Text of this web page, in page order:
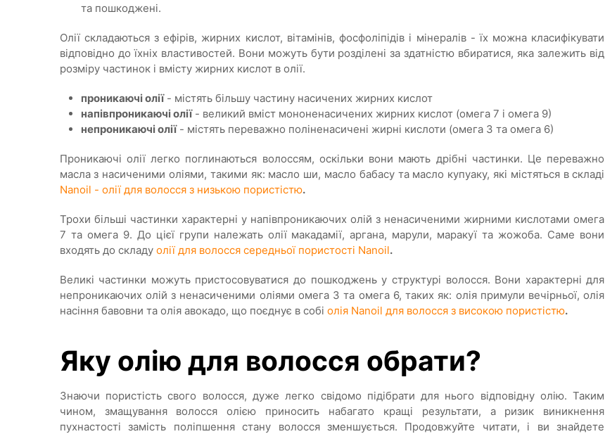
та пошкоджені.
Олії складаються з ефірів, жирних кислот, вітамінів, фосфоліпідів і мінералів - їх можна класифікувати
відповідно до їхніх властивостей. Вони можуть бути розділені за здатністю вбиратися, яка залежить від
розміру частинок і вмісту жирних кислот в олії.
проникаючі олії- містять більшу частину насичених жирних кислот
напівпроникаючі олії- великий вміст мононенасичених жирних кислот (омега 7 і омега 9)
непроникаючі олії- містять переважно поліненасичені жирні кислоти (омега 3 та омега 6)
Проникаючі олії легко поглинаються волоссям, оскільки вони мають дрібні частинки. Це переважно
масла з насиченими оліями, такими як: масло ши, масло бабасу та масло купуаку, які містяться в складі
Nanoil - олії для волосся з низькою пористістю.
Трохи більші частинки характерні у напівпроникаючих олій з ненасиченими жирними кислотами омега
7 та омега 9. До цієї групи належать олії макадамії, аргана, марули, маракуї та жожоба. Саме вони
входять до складу олії для волосся середньої пористості Nanoil.
Великі частинки можуть пристосовуватися до пошкоджень у структурі волосся. Вони характерні для
непроникаючих олій з ненасиченими оліями омега 3 та омега 6, таких як: олія примули вечірньої, олія
насіння бавовни та олія авокадо, що поєднує в собі олія Nanoil для волосся з високою пористістю.
Яку олію для волосся обрати?
Знаючи пористість свого волосся, дуже легко свідомо підібрати для нього відповідну олію. Таким
чином, змащування волосся олією приносить набагато кращі результати, а ризик виникнення
пухнастості замість поліпшення стану волосся зменшується. Продовжуйте читати, і ви знайдете